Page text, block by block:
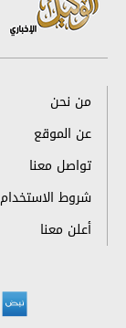
من نحن
عن الموقع
تواصل معنا
شروط الاستخدام
أعلن معنا